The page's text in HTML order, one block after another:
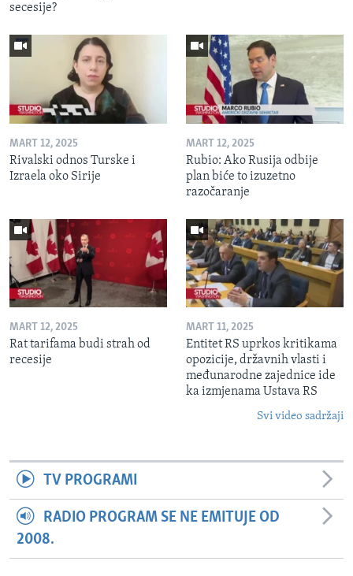
secesije?
MART 12, 2025
Rivalski odnos Turske i
Izraela oko Sirije
MART 12, 2025
Rubio: Ako Rusija odbije
plan biće to izuzetno
razočaranje
MART 12, 2025
Rat tarifama budi strah od
recesije
MART 11, 2025
Entitet RS uprkos kritikama
opozicije, državnih vlasti i
međunarodne zajednice ide
ka izmjenama Ustava RS
Svi video sadržaji
TV PROGRAMI
RADIO PROGRAM SE NE EMITUJE OD
2008.